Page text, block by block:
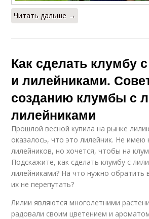
Читать дальше →
Как сделать клумбу
и лилейниками.
созданию клумбы с
лилейниками
Прошлой весной купила на рынке
оказалось, что это лилейник. Не имею
лилейников, но хочется, чтобы на
Подскажите, как сделать клумбу с
лилейниками? На что нужно обратить
их не перепутать?
Лилии являются многолетними
радовали своим цветением и